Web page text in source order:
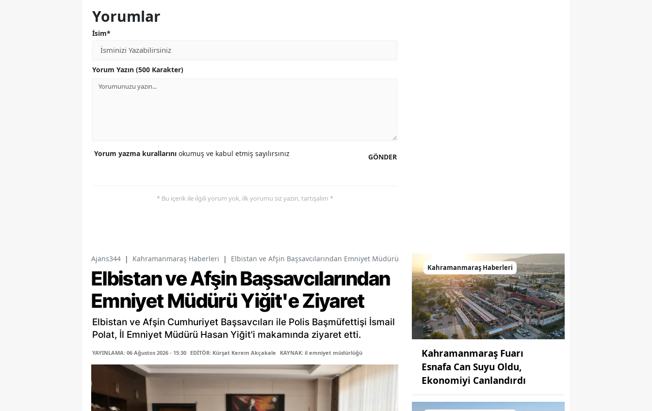
Yorumlar
İsim*
Yorum Yazın (500 Karakter)
GÖNDER
Yorum yazma kurallarını okumuş ve kabul etmiş sayılırsınız
* Bu içerik ile ilgili yorum yok, ilk yorumu siz yazın, tartışalım *
Ajans344 | Kahramanmaraş Haberleri | Elbistan ve Afşin Başsavcılarından Emniyet Müdürü Yiğit'e Ziyaret
Elbistan ve Afşin Başsavcılarından
Emniyet Müdürü Yiğit'e Ziyaret
Elbistan ve Afşin Cumhuriyet Başsavcıları ile Polis Başmüfettişi İsmail
Polat, İl Emniyet Müdürü Hasan Yiğit'i makamında ziyaret etti.
YAYINLAMA: 06 Ağustos 2026 - 15:30 EDİTÖR: Kürşat Kerem Akçakale KAYNAK: il emniyet müdürlüğü
Kahramanmaraş Haberleri
Kahramanmaraş Fuarı
Esnafa Can Suyu Oldu,
Ekonomiyi Canlandırdı